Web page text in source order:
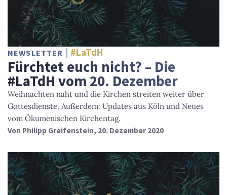
NEWSLETTER #LaTdH
Fürchtet euch nicht? – Die
#LaTdH vom 20. Dezember
Weihnachten naht und die Kirchen streiten weiter über
Gottesdienste. Außerdem: Updates aus Köln und Neues
vom Ökumenischen Kirchentag.
Von Philipp Greifenstein, 20. Dezember 2020